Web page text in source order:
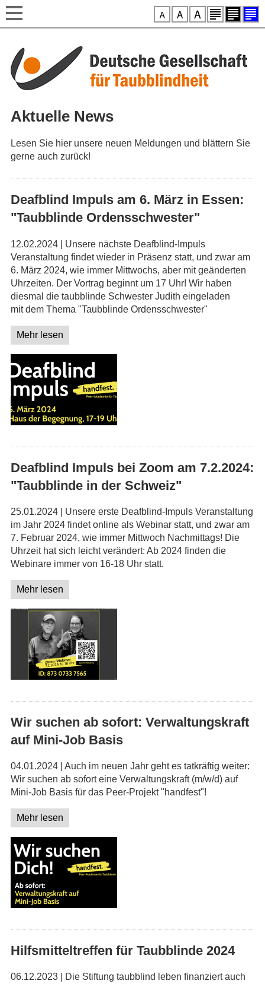
Direkt zum Inhalt
Style-Switcher
Aktuelle News
Lesen Sie hier unsere neuen Meldungen und blättern Sie
gerne auch zurück!
Deafblind Impuls am 6. März in Essen:
"Taubblinde Ordensschwester"
12.02.2024 | Unsere nächste Deafblind-Impuls
Veranstaltung findet wieder in Präsenz statt, und zwar am
6. März 2024, wie immer Mittwochs, aber mit geänderten
Uhrzeiten. Der Vortrag beginnt um 17 Uhr! Wir haben
diesmal die taubblinde Schwester Judith eingeladen
mit dem Thema "Taubblinde Ordensschwester"
Mehr lesen
Deafblind Impuls bei Zoom am 7.2.2024:
"Taubblinde in der Schweiz"
25.01.2024 | Unsere erste Deafblind-Impuls Veranstaltung
im Jahr 2024 findet online als Webinar statt, und zwar am
7. Februar 2024, wie immer Mittwoch Nachmittags! Die
Uhrzeit hat sich leicht verändert: Ab 2024 finden die
Webinare immer von 16-18 Uhr statt.
Mehr lesen
Wir suchen ab sofort: Verwaltungskraft
auf Mini-Job Basis
04.01.2024 | Auch im neuen Jahr geht es tatkräftig weiter:
Wir suchen ab sofort eine Verwaltungskraft (m/w/d) auf
Mini-Job Basis für das Peer-Projekt "handfest"!
Mehr lesen
Hilfsmitteltreffen für Taubblinde 2024
06.12.2023 | Die Stiftung taubblind leben finanziert auch